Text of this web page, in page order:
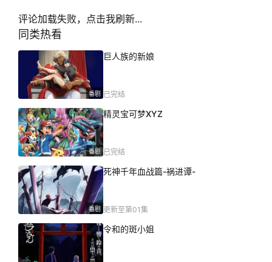
评论加载失败，点击我刷新...
同类热看
番剧
巨人族的新娘
已完结
番剧
精灵宝可梦XYZ
已完结
番剧
死神千年血战篇-祸进谭-
更新至第01集
令和的斑小姐